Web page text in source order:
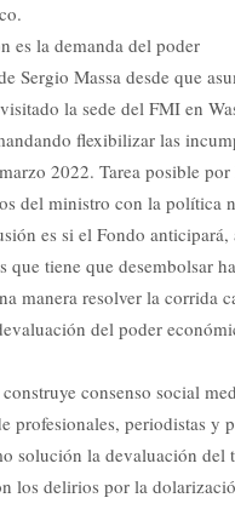
es la demanda del poder
Sergio Massa desde que
la sede del FMI en
flexibilizar las
2022. Tarea posible
del ministro con la política
es si el Fondo anticipará,
que tiene que desembolsar
manera resolver la corrida
del poder
consenso social
profesionales, periodistas y
solución la devaluación del
los delirios por la